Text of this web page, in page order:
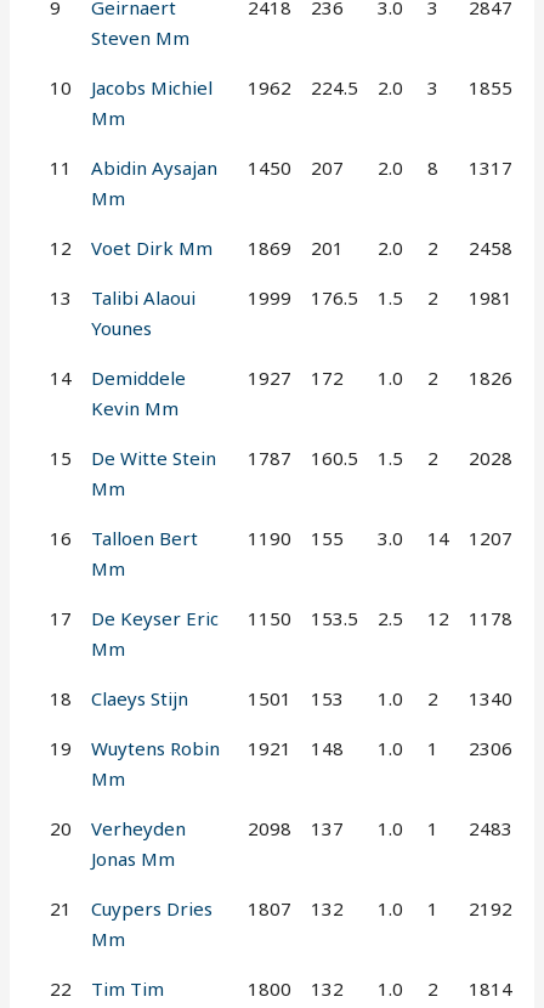
9
Geirnaert
Steven Mm
2418 236 3.0 3 2847
10
Jacobs Michiel
Mm
1962 224.5 2.0 3 1855
11
Abidin Aysajan
Mm
1450 207 2.0 8 1317
12 Voet Dirk Mm 1869 201 2.0 2 2458
13
Talibi Alaoui
Younes
1999 176.5 1.5 2 1981
14
Demiddele
Kevin Mm
1927 172 1.0 2 1826
15
De Witte Stein
Mm
1787 160.5 1.5 2 2028
16
Talloen Bert
Mm
1190 155 3.0 14 1207
17
De Keyser Eric
Mm
1150 153.5 2.5 12 1178
18 Claeys Stijn 1501 153 1.0 2 1340
19
Wuytens Robin
Mm
1921 148 1.0 1 2306
20
Verheyden
Jonas Mm
2098 137 1.0 1 2483
21
Cuypers Dries
Mm
1807 132 1.0 1 2192
22 Tim Tim 1800 132 1.0 2 1814